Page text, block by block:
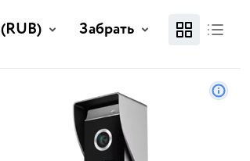
(RUB) Забрать